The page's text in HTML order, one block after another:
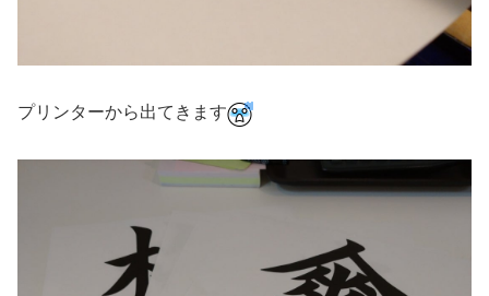
プリンターから出てきます